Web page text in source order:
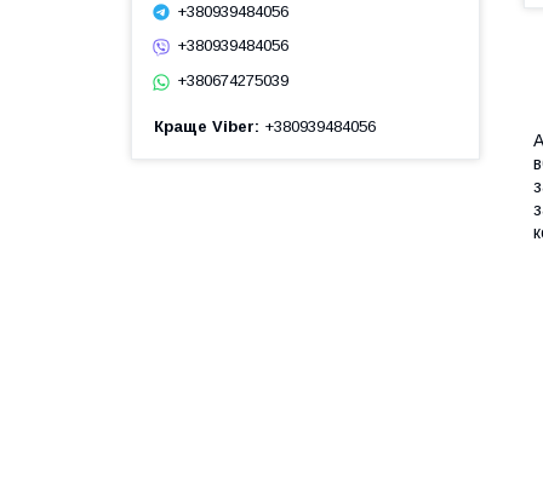
+380939484056
+380939484056
+380674275039
Краще Viber +380939484056